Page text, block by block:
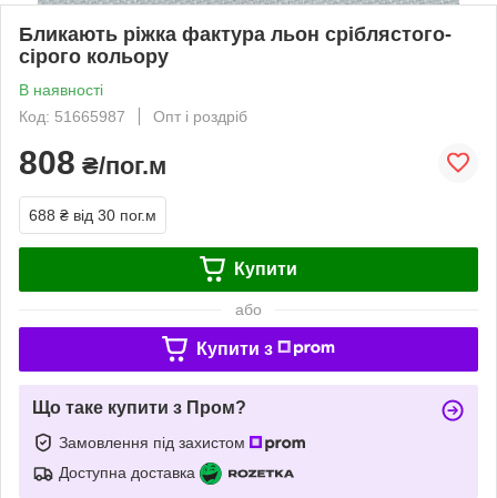
Бликають ріжка фактура льон сріблястого-
сірого кольору
В наявності
Код: 51665987
Опт і роздріб
808 ₴/пог.м
688 ₴ від 30 пог.м
Купити
або
Купити з
Що таке купити з Пром?
Замовлення під захистом
Доступна доставка